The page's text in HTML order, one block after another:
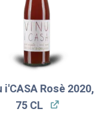
i'CASA Rosè 2020,
75 CL